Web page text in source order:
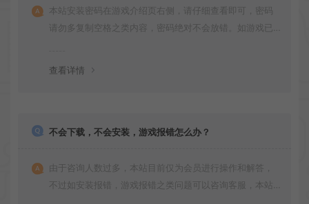
本站安装密码在游戏介绍页右侧，请仔细查看即可，密码
请勿多复制空格之类内容，密码绝对不会放错。如游戏已
查看详情
不会下载，不会安装，游戏报错怎么办？
由于咨询人数过多，本站目前仅为会员进行操作和解答，
不过如安装报错，游戏报错之类问题可以咨询客服，本站